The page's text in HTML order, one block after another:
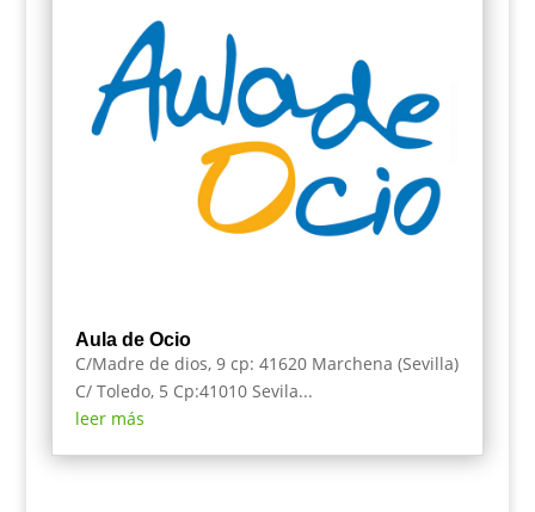
Aula de Ocio
C/Madre de dios, 9 cp: 41620 Marchena (Sevilla)
C/ Toledo, 5 Cp:41010 Sevila...
leer más